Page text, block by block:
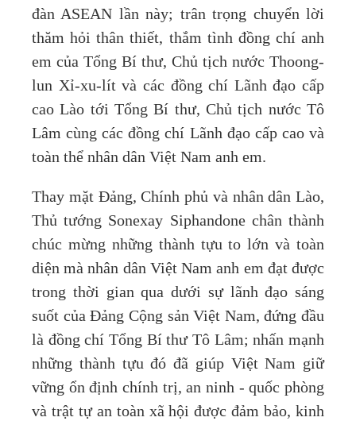
đàn ASEAN lần này; trân trọng chuyển lời
thăm hỏi thân thiết, thắm tình đồng chí anh
em của Tổng Bí thư, Chủ tịch nước Thoong-
lun Xỉ-xu-lít và các đồng chí Lãnh đạo cấp
cao Lào tới Tổng Bí thư, Chủ tịch nước Tô
Lâm cùng các đồng chí Lãnh đạo cấp cao và
toàn thể nhân dân Việt Nam anh em.
Thay mặt Đảng, Chính phủ và nhân dân Lào,
Thủ tướng Sonexay Siphandone chân thành
chúc mừng những thành tựu to lớn và toàn
diện mà nhân dân Việt Nam anh em đạt được
trong thời gian qua dưới sự lãnh đạo sáng
suốt của Đảng Cộng sản Việt Nam, đứng đầu
là đồng chí Tổng Bí thư Tô Lâm; nhấn mạnh
những thành tựu đó đã giúp Việt Nam giữ
vững ổn định chính trị, an ninh - quốc phòng
và trật tự an toàn xã hội được đảm bảo, kinh